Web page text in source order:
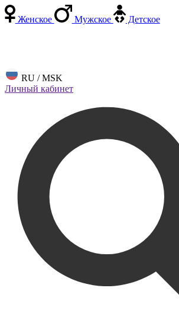
Женское Мужское Детское
RU / MSK
Личный кабинет